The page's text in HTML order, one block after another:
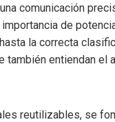
comunicación
de
la correcta
entiendan el
reutilizables, se